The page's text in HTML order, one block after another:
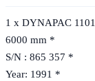
1 x DYNAPAC
6000 mm *
S/N : 865 357 *
Year: 1991 *